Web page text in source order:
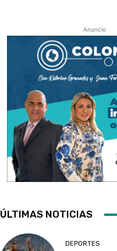
Anuncio
ÚLTIMAS NOTICIAS
DEPORTES